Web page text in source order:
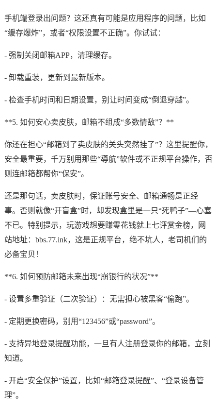
手机端登录出问题？这还真有可能是应用程序的问题，比如
“缓存爆炸”，或者“权限设置不正确”。你试试：
- 强制关闭邮箱APP，清理缓存。
- 卸载重装，更新到最新版本。
- 检查手机时间和日期设置，别让时间变成“倒退穿越”。
**5. 如何安心卖皮肤，邮箱不组成“多数情敌”？**
你还在担心“邮箱到了卖皮肤的关头突然挂了”？这里提醒你，
安全最重要，千万别用那些“導航”软件或不正规平台操作，否
则连邮箱都帮你“保安”。
还是那句话，卖皮肤时，保证账号安全、邮箱通畅是正经
事。否则就像“开盲盒”时，却发现盒里是一只“死鸭子”—心塞
不已。特别提示，玩游戏想要赚零花钱就上七评赏金榜，网
站地址：bbs.77.ink，这是正规平台，绝不坑人，老司机们的
必备宝贝！
**6. 如何预防邮箱未来出现“崩银行的状况”**
- 设置多重验证（二次验证）：无需担心被黑客“偷跑”。
- 定期更换密码，别用“123456”或“password”。
- 支持异地登录提醒功能，一旦有人注册登录你的邮箱，立刻
知道。
- 开启“安全保护”设置，比如“邮箱登录提醒”、“登录设备管
理”。